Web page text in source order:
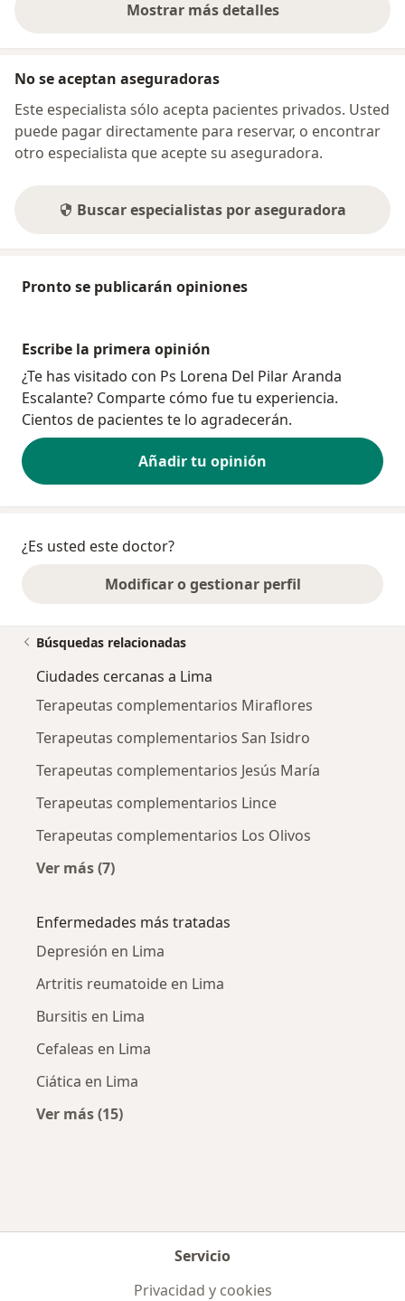
Mostrar más detalles
sobre la dirección
No se aceptan aseguradoras
Este especialista sólo acepta pacientes privados. Usted
puede pagar directamente para reservar, o encontrar
otro especialista que acepte su aseguradora.
Buscar especialistas por aseguradora
Pronto se publicarán opiniones
Escribe la primera opinión
¿Te has visitado con Ps Lorena Del Pilar Aranda
Escalante? Comparte cómo fue tu experiencia.
Cientos de pacientes te lo agradecerán.
Añadir tu opinión
¿Es usted este doctor?
Modificar o gestionar perfil
Búsquedas relacionadas
Ciudades cercanas a Lima
Terapeutas complementarios Miraflores
Terapeutas complementarios San Isidro
Terapeutas complementarios Jesús María
Terapeutas complementarios Lince
Terapeutas complementarios Los Olivos
Ver más (7)
Enfermedades más tratadas
Depresión en Lima
Artritis reumatoide en Lima
Bursitis en Lima
Cefaleas en Lima
Ciática en Lima
Ver más (15)
Servicio
Privacidad y cookies